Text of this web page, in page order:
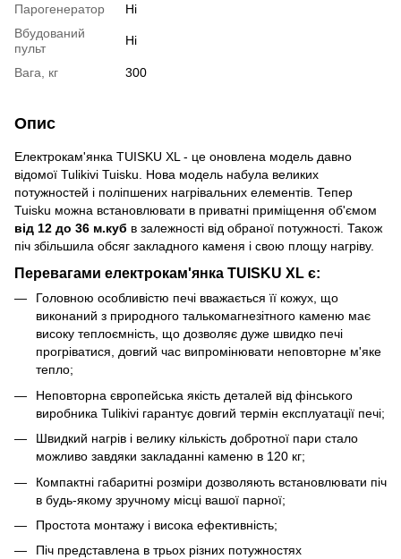
Парогенератор
Ні
Вбудований
пульт
Ні
Вага, кг 300
Опис
Електрокам'янка TUISKU XL - це оновлена модель давно
відомої Tulikivi Tuisku. Нова модель набула великих
потужностей і поліпшених нагрівальних елементів. Тепер
Tuisku можна встановлювати в приватні приміщення об'ємом
від 12 до 36 м.куб в залежності від обраної потужності. Також
піч збільшила обсяг закладного каменя і свою площу нагріву.
Перевагами електрокам'янка TUISKU XL є:
Головною особливістю печі вважається її кожух, що
виконаний з природного талькомагнезітного каменю має
високу теплоємність, що дозволяє дуже швидко печі
прогріватися, довгий час випромінювати неповторне м'яке
тепло;
Неповторна європейська якість деталей від фінського
виробника Tulikivi гарантує довгий термін експлуатації печі;
Швидкий нагрів і велику кількість добротної пари стало
можливо завдяки закладанні каменю в 120 кг;
Компактні габаритні розміри дозволяють встановлювати піч
в будь-якому зручному місці вашої парної;
Простота монтажу і висока ефективність;
Піч представлена в трьох різних потужностях